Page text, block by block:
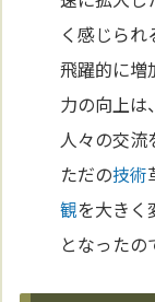
く感じら
飛躍的に増
力の向上は
人々の交流
ただの技術
観を大きく
となったの